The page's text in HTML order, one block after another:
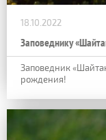
18.10.2022
Заповеднику
Заповедник
рождения!